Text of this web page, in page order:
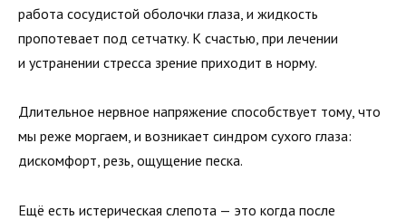
работа сосудистой оболочки глаза, и жидкость
пропотевает под сетчатку. К счастью, при лечении
и устранении стресса зрение приходит в норму.
Длительное нервное напряжение способствует тому, что
мы реже моргаем, и возникает синдром сухого глаза:
дискомфорт, резь, ощущение песка.
Ещё есть истерическая слепота — это когда после